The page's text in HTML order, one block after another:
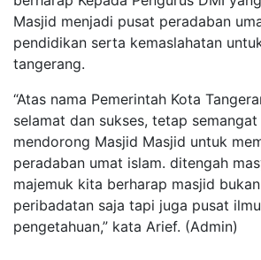
Masjid menjadi pusat peradaban
pendidikan serta kemaslahatan
tangerang.
“Atas nama Pemerintah Kota
selamat dan sukses, tetap
mendorong Masjid Masjid untuk
peradaban umat islam. ditengah
majemuk kita berharap masjid
peribadatan saja tapi juga pusat
pengetahuan,” kata Arief. (Admin)